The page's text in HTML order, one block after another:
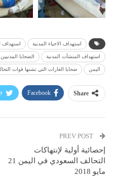
استهداف الاحياء المدنية استهداف
استهداف المنشآت المدنية الضحايا
اليمن ضحايا الغارات التي تشنها قوات
Share
Facebook
إحصائية أولية لإنتهاكات
التحالف السعودي في اليمن 21
مايو 2018